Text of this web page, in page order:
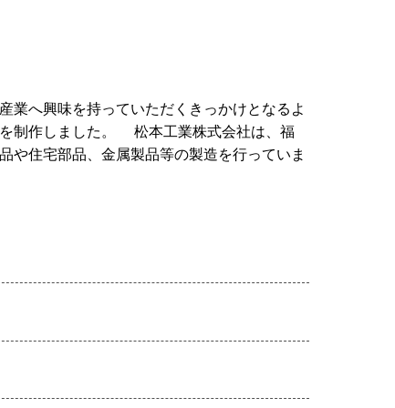
へ興味を持っていただくきっかけとなるよ
制作しました。 松本工業株式会社は、福
や住宅部品、金属製品等の製造を行っていま